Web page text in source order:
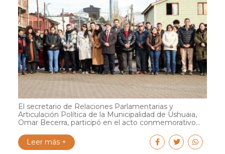
El secretario de Relaciones Parlamentarias y
Articulación Política de la Municipalidad de Ushuaia,
Omar Becerra, participó en el acto conmemorativo...
Leer más +